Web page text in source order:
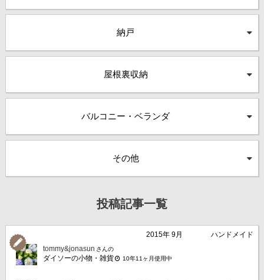
納戸
屋根裏収納
バルコニー・ベランダ
その他
投稿記事一覧
2015年 9月
ハンドメイド
tommy&jonasun さんの
ダイソーの小物・雑貨 10年11ヶ月使用中